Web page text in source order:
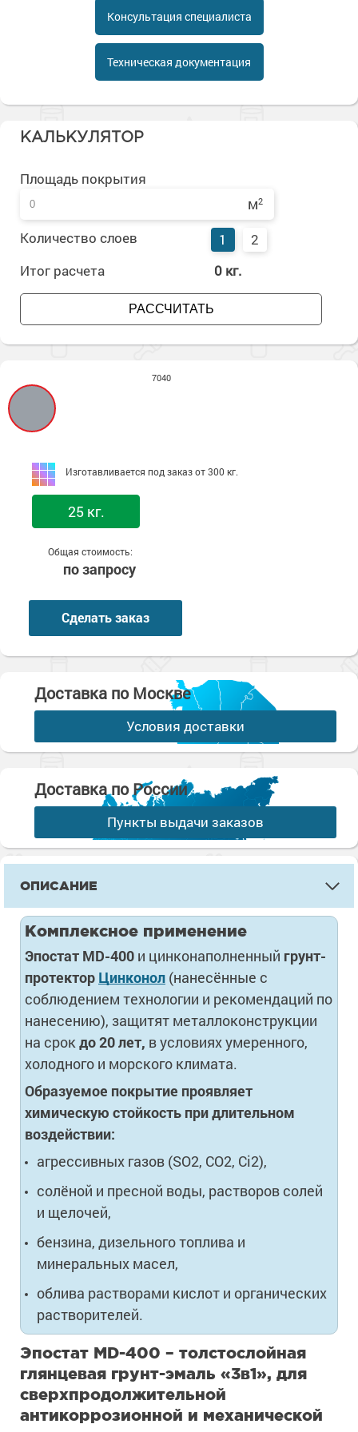
Морозостойкие краски для металла
Морозостойкие краски для фасада
Сопутствующие товары
Консультация специалиста
Техническая документация
КАЛЬКУЛЯТОР
Площадь покрытия
м2
Количество слоев 1
2
Итог расчета
0 кг.
РАССЧИТАТЬ
7040
Изготавливается под заказ от 300 кг.
25 кг.
Общая стоимость:
по запросу
Сделать заказ
Доставка по Москве
Условия доставки
Доставка по России
Пункты выдачи заказов
ОПИСАНИЕ
Комплексное применение
Эпостат MD-400 и цинконаполненный грунт-
протектор Цинконол (нанесённые с
соблюдением технологии и рекомендаций по
нанесению), защитят металлоконструкции
на срок до 20 лет, в условиях умеренного,
холодного и морского климата.
Образуемое покрытие проявляет
химическую стойкость при длительном
воздействии:
агрессивных газов (SO2, CO2, Ci2),
солёной и пресной воды, растворов солей
и щелочей,
бензина, дизельного топлива и
минеральных масел,
облива растворами кислот и органических
растворителей.
Эпостат MD-400 – толстослойная
глянцевая грунт-эмаль «3в1», для
сверхпродолжительной
антикоррозионной и механической